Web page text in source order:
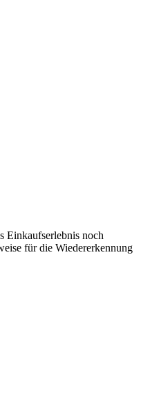
Einkaufserlebnis noch
für die Wiedererkennung